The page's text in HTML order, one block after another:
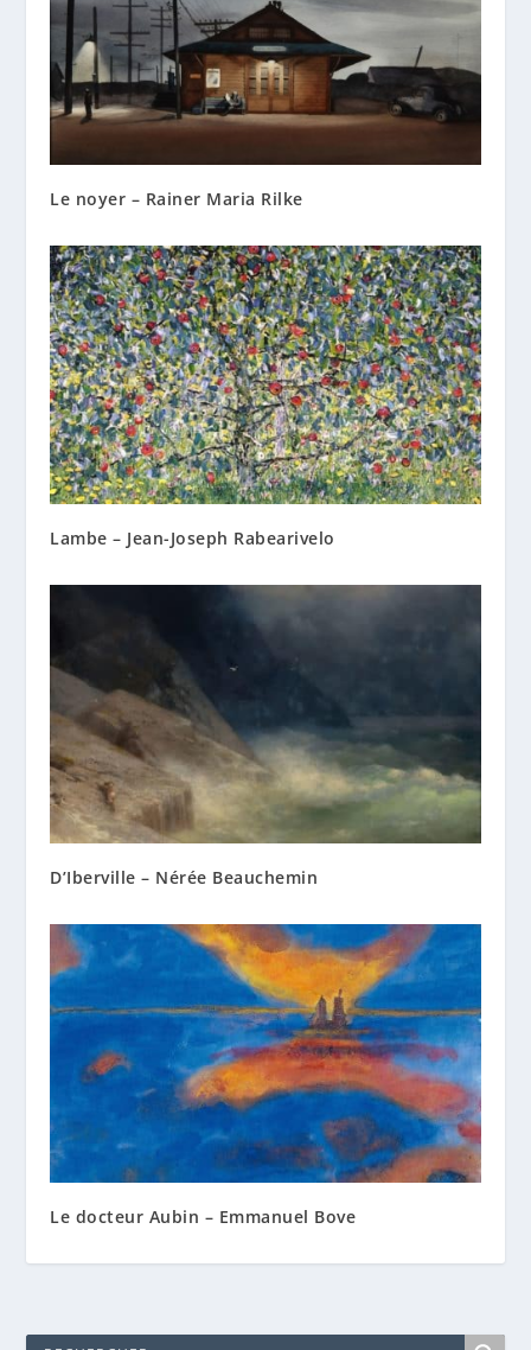
Le noyer – Rainer Maria Rilke
Lambe – Jean-Joseph Rabearivelo
D’Iberville – Nérée Beauchemin
Le docteur Aubin – Emmanuel Bove